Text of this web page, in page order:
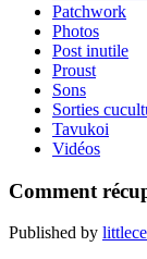
Patchwork
Photos
Post inutile
Proust
Sons
Sorties
Tavukoi
Vidéos
Comment
Published by